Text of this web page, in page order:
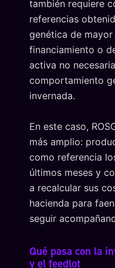
también requiere
referencias
genética de
financiamiento o
activa no
comportamiento
invernada.
En este caso,
más amplio:
como referencia
últimos meses y
a recalcular sus
hacienda para
seguir
Qué pasa con la
y el feedlot